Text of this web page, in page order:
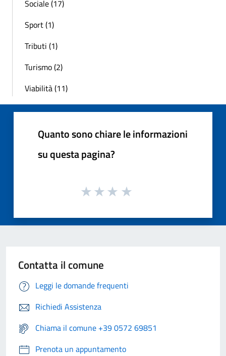
Sociale (17)
Sport (1)
Tributi (1)
Turismo (2)
Viabilità (11)
Quanto sono chiare le informazioni
su questa pagina?
Contatta il comune
Leggi le domande frequenti
Richiedi Assistenza
Chiama il comune +39 0572 69851
Prenota un appuntamento